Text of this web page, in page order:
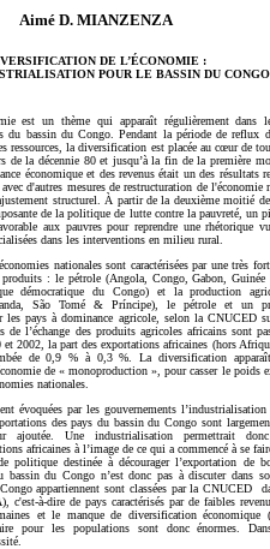
Aimé D. MIANZENZA
DE L’ÉCONOMIE :
POUR LE BASSIN DU
est un thème qui apparaît régulièrement dans
du bassin du Congo. Pendant la période de reflux
ressources, la diversification est placée au cœur de
de la décennie 80 et jusqu’à la fin de la première
économique et des revenus était un des résultats
d'autres mesures de restructuration de l'économie
structurel. À partir de la deuxième moitié
de la politique de lutte contre la pauvreté, un
aux pauvres pour reprendre une rhétorique
dans les interventions en milieu rural.
nationales sont caractérisées par une très
: le pétrole (Angola, Congo, Gabon, Guinée
démocratique du Congo) et la production
São Tomé & Príncipe), le pétrole et un
les pays à dominance agricole, selon la CNUCED
l’échange des produits agricoles africains sont
2002, la part des exportations africaines (hors
de 0,9 % à 0,3 %. La diversification
de « monoproduction », pour casser le poids
nationales.
évoquées par les gouvernements
des pays du bassin du Congo sont
Une industrialisation permettrait
africaines à l’image de ce qui a commencé à se
politique destinée à décourager l’exportation de
bassin du Congo n’est donc pas à discuter dans
appartiennent sont classées par la CNUCED
c'est-à-dire de pays caractérisés par de faibles
et le manque de diversification économique
pour les populations sont donc énormes.